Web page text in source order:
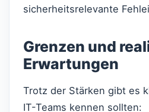
sicherheitsrelevante
Grenzen und
Erwartungen
Trotz der Stärken gibt es
IT-Teams kennen sollten: